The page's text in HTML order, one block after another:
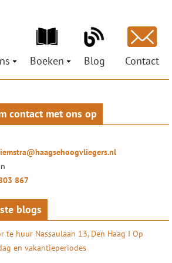
organisaties
Hiemstra
Social Return
Boeken
Mag ik je grootluisteren? Vertel!
LuisterLiefde
Blog Contact
contact met ons op
867
blogs
te huur Nassaulaan 13, Den Haag I Op
en vakantieperiodes